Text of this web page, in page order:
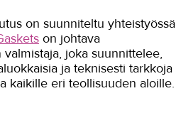
on suunniteltu yhteistyössä
on johtava
joka suunnittelee,
ja teknisesti tarkkoja
kaikille eri teollisuuden aloille.